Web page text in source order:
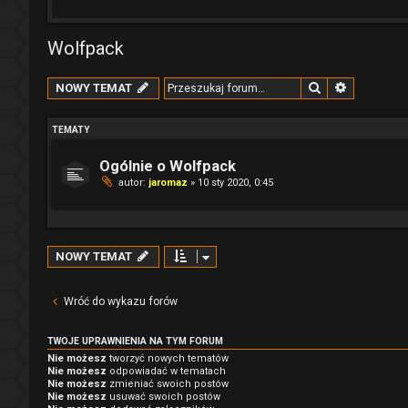
Wolfpack
NOWY TEMAT Szukaj
TEMATY
Ogólnie o Wolfpack
autor: jaromaz » 10 sty 2020, 0:45
NOWY TEMAT
Wróć do wykazu forów
TWOJE UPRAWNIENIA NA TYM FORUM
Nie możesz tworzyć nowych tematów
Nie możesz odpowiadać w tematach
Nie możesz zmieniać swoich postów
Nie możesz usuwać swoich postów